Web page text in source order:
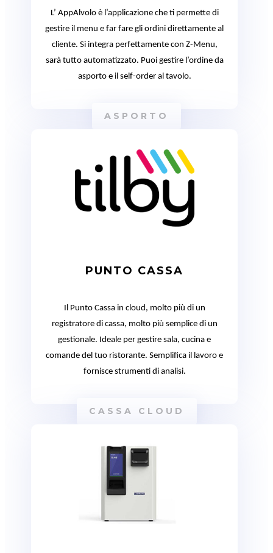
L’ AppAlvolo è l’applicazione che ti permette di
gestire il menu e far fare gli ordini direttamente al
cliente. Si integra perfettamente con Z-Menu,
sarà tutto automatizzato. Puoi gestire l’ordine da
asporto e il self-order al tavolo.
ASPORTO
PUNTO CASSA
Il Punto Cassa in cloud, molto più di un
registratore di cassa, molto più semplice di un
gestionale. Ideale per gestire sala, cucina e
comande del tuo ristorante. Semplifica il lavoro e
fornisce strumenti di analisi.
CASSA CLOUD